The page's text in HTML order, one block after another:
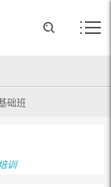
础班
训